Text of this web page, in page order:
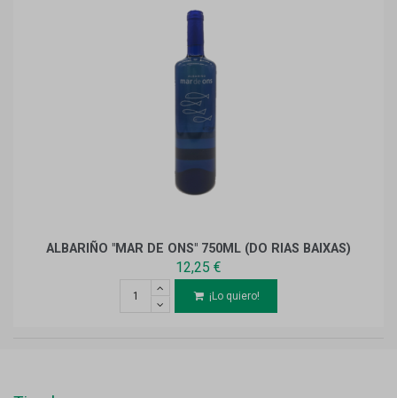
ALBARIÑO "MAR DE ONS" 750ML (DO RIAS BAIXAS)
12,25 €
¡Lo quiero!